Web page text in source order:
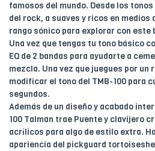
famosos del mundo. Desde los
del rock, a suaves y ricos en medios
rango sónico para explorar con este
Una vez que tengas tu tono básico
EQ de 2 bandas para ayudarte a
mezcla. Una vez que juegues por un
modificar el tono del TMB-100 para
segundos.
Además de un diseño y acabado
100 Talman trae Puente y clavijero
acrílicos para algo de estilo extra.
apariencia del pickguard